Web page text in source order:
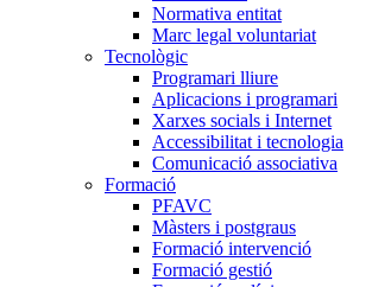
Normativa entitat
Marc legal voluntariat
Tecnològic
Programari lliure
Aplicacions i programari
Xarxes socials i Internet
Accessibilitat i tecnologia
Comunicació associativa
Formació
PFAVC
Màsters i postgraus
Formació intervenció
Formació gestió